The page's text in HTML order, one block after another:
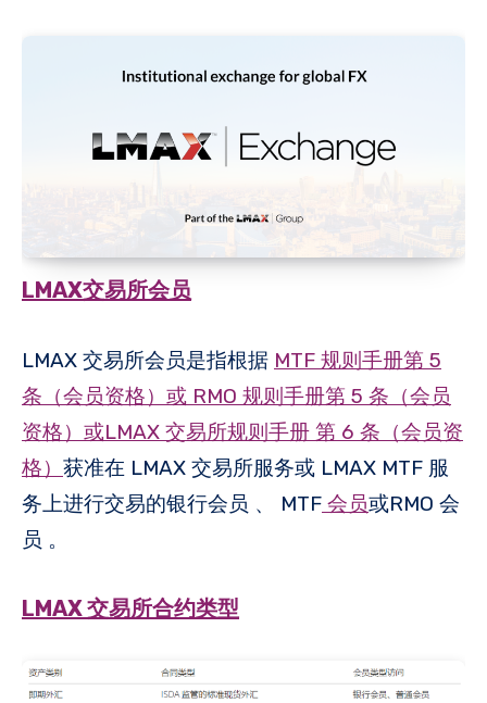
LMAX交易所会员
LMAX 交易所会员是指根据 MTF 规则手册第 5
条（会员资格） 或 RMO 规则手册第 5 条（会员
资格）或LMAX 交易所规则手册 第 6 条 （会员资
格） 获准在 LMAX 交易所服务或 LMAX MTF 服
务上进行交易的银行会员 、 MTF 会员或RMO 会
员 。
LMAX 交易所合约类型